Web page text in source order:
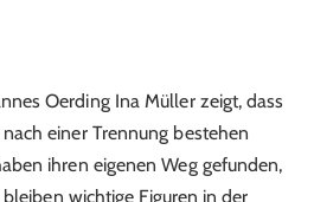
Oerding Ina Müller zeigt, dass
einer Trennung bestehen
ihren eigenen Weg gefunden,
wichtige Figuren in der